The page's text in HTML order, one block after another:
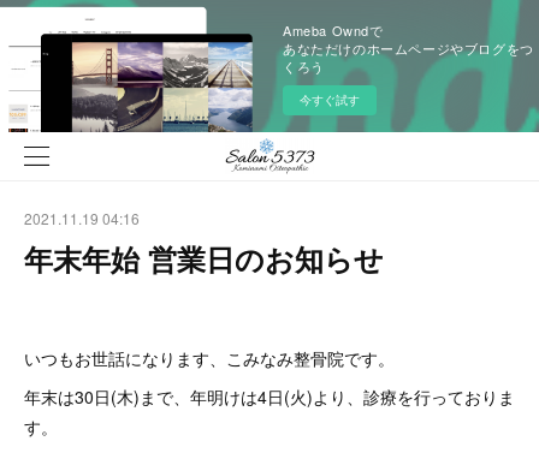
Ameba Owndで
あなただけのホームページやブログをつ
くろう
今すぐ試す
2021.11.19 04:16
年末年始 営業日のお知らせ
いつもお世話になります、こみなみ整骨院です。
年末は30日(木)まで、年明けは4日(火)より、診療を行っておりま
す。